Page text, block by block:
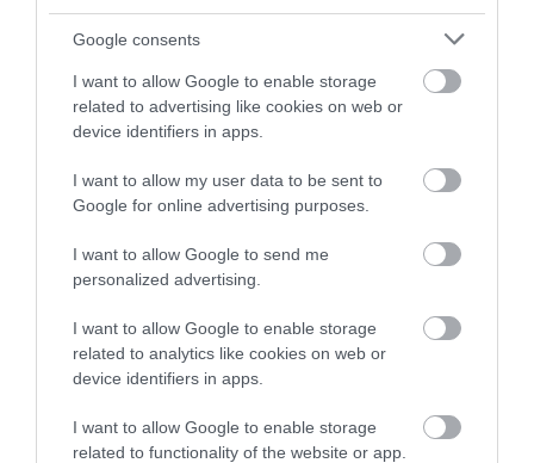
Google consents
I want to allow Google to enable storage
related to advertising like cookies on web or
device identifiers in apps.
I want to allow my user data to be sent to
Google for online advertising purposes.
I want to allow Google to send me
personalized advertising.
I want to allow Google to enable storage
related to analytics like cookies on web or
device identifiers in apps.
I want to allow Google to enable storage
related to functionality of the website or app.
VISSZA A FŐOLDALRA
Legfrissebb híreink
A GYAKORNOKI MUNKA: LEHETŐSÉGEK ÉS
KIHÍVÁSOK A KARRIER KE...
2026. augusztus 09